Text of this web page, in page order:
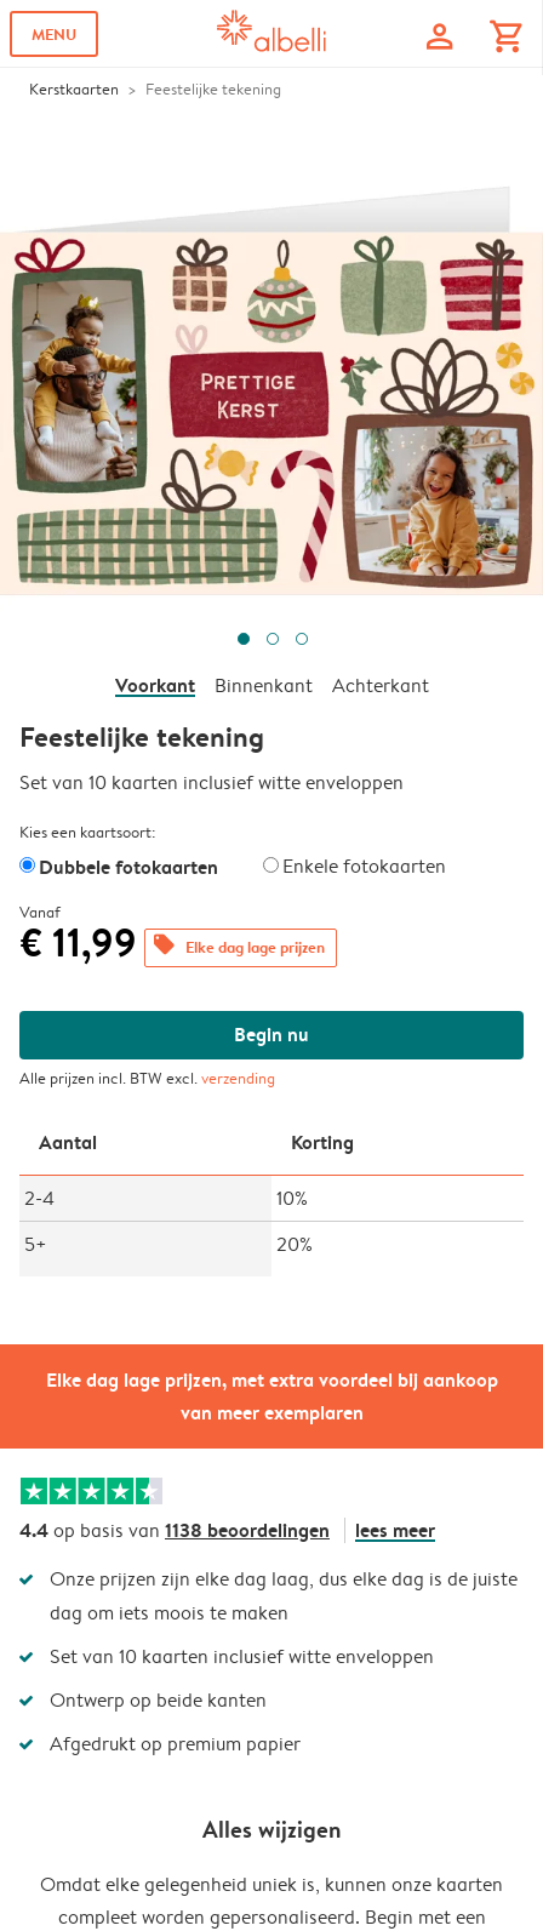
MENU profile shopping_cart
Kerstkaarten Feestelijke tekening
Elke dag lage prijzen, met extra voordeel bij aankoop
van meer exemplaren
Voorkant Binnenkant Achterkant
Feestelijke tekening
Set van 10 kaarten inclusief witte enveloppen
Kies een kaartsoort:
Dubbele fotokaarten Enkele fotokaarten
Vanaf
€ 11,99 offers Elke dag lage prijzen
Begin nu
Alle prijzen incl. BTW excl.verzending
Aantal Korting
2-4
10%
5+
20%
4.4op basis van 1138 beoordelingen lees meer
Onze prijzen zijn elke dag laag, dus elke dag is de juiste
dag om iets moois te maken
Set van 10 kaarten inclusief witte enveloppen
Ontwerp op beide kanten
Afgedrukt op premium papier
Alles wijzigen
Omdat elke gelegenheid uniek is, kunnen onze kaarten
compleet worden gepersonaliseerd. Begin met een